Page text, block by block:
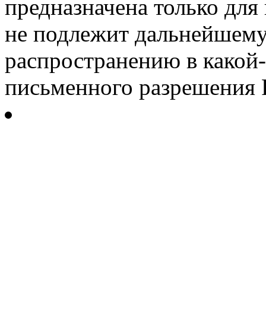
предназначена только
не подлежит
распространению в
письменного разрешения